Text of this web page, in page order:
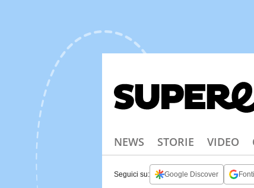
NEWS STORIE VIDEO
Seguici su: Google Discover